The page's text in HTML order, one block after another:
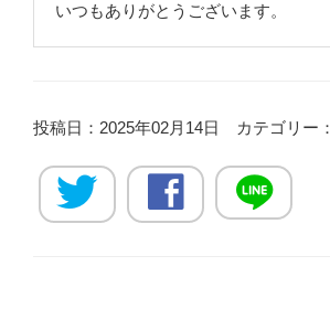
いつもありがとうございます。
投稿日：2025年02月14日 カテゴリー：